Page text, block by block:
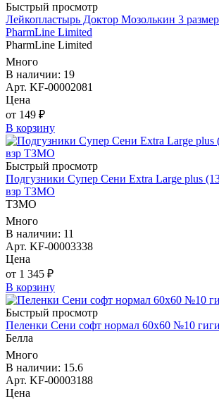
Быстрый просмотр
Лейкопластырь Доктор Мозолькин 3
PharmLine Limited
PharmLine Limited
Много
В наличии: 19
Арт. KF-00002081
Цена
от 149 ₽
В корзину
Быстрый просмотр
Подгузники Супер Сени Extra Large plus
взр ТЗМО
ТЗМО
Много
В наличии: 11
Арт. KF-00003338
Цена
от 1 345 ₽
В корзину
Быстрый просмотр
Пеленки Сени софт нормал 60х60 №10
Белла
Много
В наличии: 15.6
Арт. KF-00003188
Цена